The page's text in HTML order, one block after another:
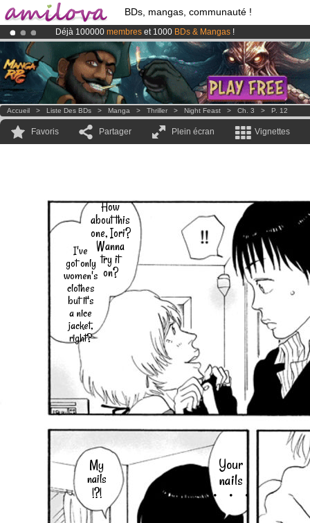
BDs, mangas, communauté !
Déjà 100000 membres et 1000 BDs & Mangas !
Abonnement premium: à partir de3.95 eurospar mois !Clique ici
LeKickstarter Amilova est désormais lancé
Accueil > Liste Des BDs > Manga > Thriller > Night Feast > Ch. 3 > P. 12
Favoris Partager Plein écran Vignettes
I've
got only
women's
clothes
but it's
a nice
jacket,
right?
How
about this
one, Iori?
Wanna
try it
on?
Your
nails
・・・
My
nails
!?!